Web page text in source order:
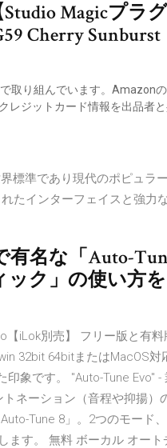
Studio Magicプラ
Cherry
取り組んでいます。Amazon
レジットカード情報を出品者
標準であり現代のポピュラ
たインターフェイスと強力
名な「Auto-
ク」の使い方
iLok別売】 フリー版と有
32bit 64bitまたはMacOS対
象です。 "Auto-Tune Evo" -
ネーション（音程や抑揚）
Tune 8」。2つのモード
ます。 無料 ボーカル オー